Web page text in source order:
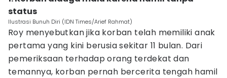
status
Ilustrasi Bunuh Diri (IDN Times/Arief Rahmat)
Roy menyebutkan jika korban telah memiliki anak
pertama yang kini berusia sekitar 11 bulan. Dari
pemeriksaan terhadap orang terdekat dan
temannya, korban pernah bercerita tengah hamil